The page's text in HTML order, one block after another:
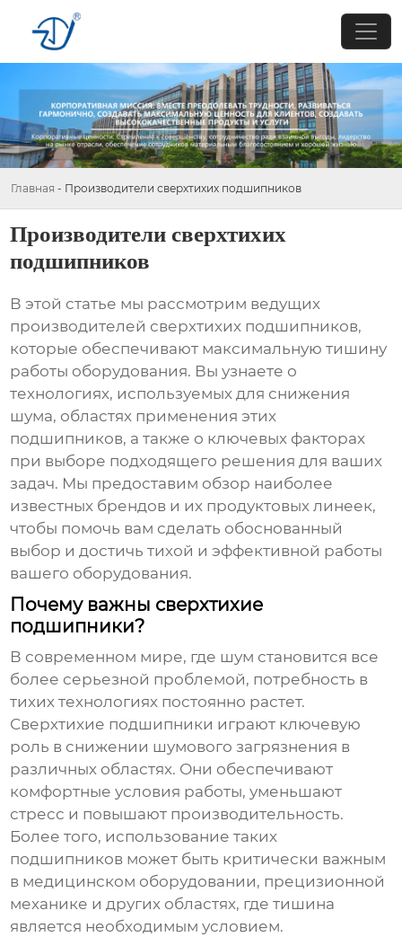
Главная - Производители сверхтихих подшипников
Производители сверхтихих
подшипников
В этой статье мы рассмотрим ведущих
производителей сверхтихих подшипников,
которые обеспечивают максимальную тишину
работы оборудования. Вы узнаете о
технологиях, используемых для снижения
шума, областях применения этих
подшипников, а также о ключевых факторах
при выборе подходящего решения для ваших
задач. Мы предоставим обзор наиболее
известных брендов и их продуктовых линеек,
чтобы помочь вам сделать обоснованный
выбор и достичь тихой и эффективной работы
вашего оборудования.
Почему важны сверхтихие
подшипники?
В современном мире, где шум становится все
более серьезной проблемой, потребность в
тихих технологиях постоянно растет.
Сверхтихие подшипники играют ключевую
роль в снижении шумового загрязнения в
различных областях. Они обеспечивают
комфортные условия работы, уменьшают
стресс и повышают производительность.
Более того, использование таких
подшипников может быть критически важным
в медицинском оборудовании, прецизионной
механике и других областях, где тишина
является необходимым условием.